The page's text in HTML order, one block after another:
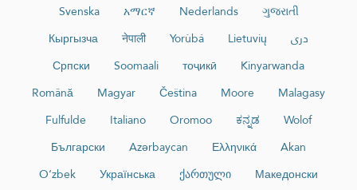
Svenska
አማርኛ Nederlands
ગુજરાતી
Кыргызча
नेपाली Yorùbá Lietuvių
دری
Српски
Soomaali тоҷикӣ
Kinyarwanda
Română
Magyar Čeština Moore
Malagasy
Fulfulde
Italiano Oromoo ಕನ್ನಡ
Wolof
Български
Azərbaycan Ελληνικά
Akan
O‘zbek
Українська ქართული
Македонски